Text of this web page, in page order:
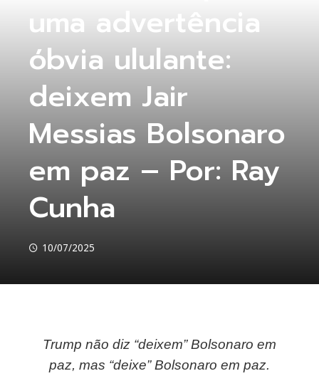
uma advertência
óbvia ululante:
deixem Jair
Messias Bolsonaro
em paz – Por: Ray
Cunha
10/07/2025
Trump não diz “deixem” Bolsonaro em
paz, mas “deixe” Bolsonaro em paz.